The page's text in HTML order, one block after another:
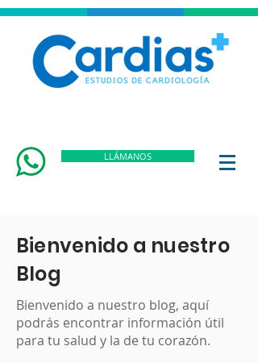
LLÁMANOS
Bienvenido a nuestro
Blog
Bienvenido a nuestro blog, aquí
podrás encontrar información útil
para tu salud y la de tu corazón.